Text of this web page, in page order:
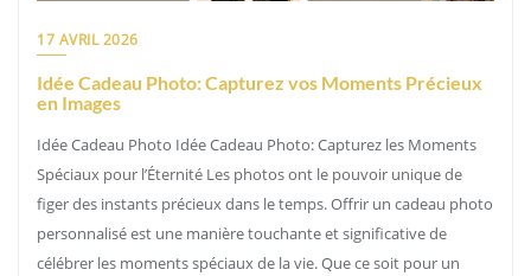
17 AVRIL 2026
Idée Cadeau Photo: Capturez vos Moments Précieux
en Images
Idée Cadeau Photo Idée Cadeau Photo: Capturez les Moments
Spéciaux pour l’Éternité Les photos ont le pouvoir unique de
figer des instants précieux dans le temps. Offrir un cadeau photo
personnalisé est une manière touchante et significative de
célébrer les moments spéciaux de la vie. Que ce soit pour un